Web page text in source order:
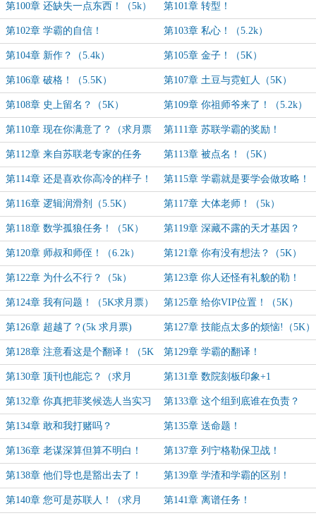
第100章 还缺失一点东西！（5k） 第101章 转型！
第102章 学霸的自信！ 第103章 私心！（5.2k）
第104章 新作？（5.4k） 第105章 金子！（5K）
第106章 破格！（5.5K） 第107章 土豆与霓虹人（5K）
第108章 史上留名？（5K） 第109章 你祖师爷来了！（5.2k）
第110章 现在你满意了？（求月票
5K）
第111章 苏联学霸的奖励！
（5.2k）
第112章 来自苏联老专家的任务
（5.4K）
第113章 被点名！（5K）
第114章 还是喜欢你高冷的样子！
（6K）
第115章 学霸就是要学会做攻略！
（5.6K）
第116章 逻辑润滑剂（5.5K） 第117章 大体老师！（5k）
第118章 数学孤狼任务！（5K） 第119章 深藏不露的天才基因？
（5K）
第120章 师叔和师侄！（6.2k） 第121章 你有没有想法？（5K）
第122章 为什么不行？（5k） 第123章 你人还怪有礼貌的勒！
（5k）
第124章 我有问题！（5K求月票） 第125章 给你VIP位置！（5K）
第126章 超越了？(5k 求月票) 第127章 技能点太多的烦恼!（5K）
第128章 注意看这是个翻译！（5K
求月票）
第129章 学霸的翻译！
第130章 顶刊也能忘？（求月
票！）
第131章 数院刻板印象+1
第132章 你真把菲奖候选人当实习
生？（求月票！）
第133章 这个组到底谁在负责？
第134章 敢和我打赌吗？ 第135章 送命题！
第136章 老谋深算但算不明白！
（求月票）
第137章 列宁格勒保卫战！
第138章 他们导也是豁出去了！
（求月票）
第139章 学渣和学霸的区别！
第140章 您可是苏联人！（求月 第141章 离谱任务！